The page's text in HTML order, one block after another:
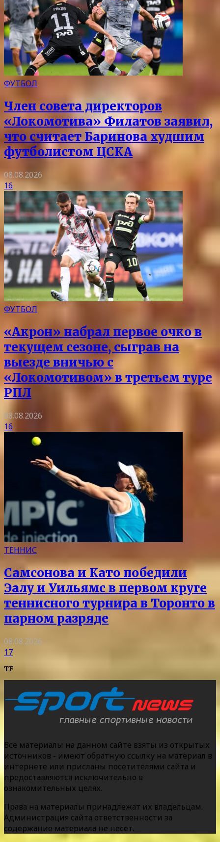
ФУТБОЛ
Член совета директоров
«Локомотива» Филатов заявил,
что считает Баринова худшим
футболистом ЦСКА
08.08.2026
16
ФУТБОЛ
«Акрон» набрал первое очко в
текущем сезоне, сыграв на
выезде вничью с
«Локомотивом» в третьем туре
РПЛ
08.08.2026
16
ТЕННИС
Самсонова и Като победили
Эалу и Уильямс в первом круге
теннисного турнира в Торонто в
парном разряде
08.08.2026
17
TF
Все материалы на данном сайте взяты из открытых
источников - имеют обратную ссылку на материал в
интернете или присланы посетителями сайта и
предоставляются исключительно в
ознакомительных целях.
Права на материалы принадлежат их владельцам.
Администрация сайта ответственности за
содержание материала не несет.